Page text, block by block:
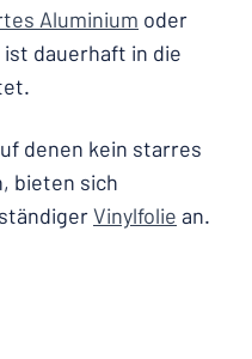
Aluminium oder
dauerhaft in die
denen kein starres
bieten sich
Vinylfolie an.